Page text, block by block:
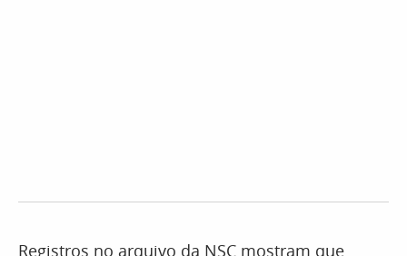
Registros no arquivo da NSC mostram que